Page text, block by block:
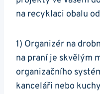
na recyklaci obalu
1) Organizér na⁣
na praní je skvělým
organizačního
kanceláři nebo